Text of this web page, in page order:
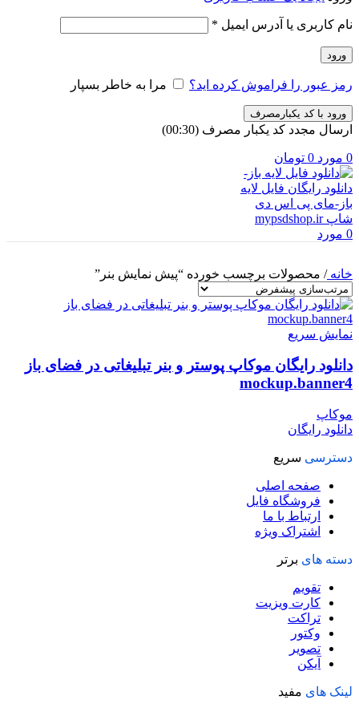
نام کاربری یا آدرس ایمیل *
ورود
رمز عبور را فراموش کرده اید؟ مرا به خاطر بسپار
ورود با کد یکبارمصرف
ارسال مجدد کد یکبار مصرف (00:
30
)
0 مورد 0 تومان
0 مورد
خانه/ محصولات برچسب خورده “پیش نمایش بنر”
نمایش سریع
دانلود رایگان موکاپ پوستر و بنر تبلیغاتی در فضای باز
mockup.banner4
موکاپ
دانلود رایگان
دسترسی سریع
صفحه اصلی
فروشگاه فایل
ارتباط با ما
اشتراک ویژه
دسته های برتر
تقویم
کارت ویزیت
تراکت
وکتور
تصویر
آیکن
لینک های مفید